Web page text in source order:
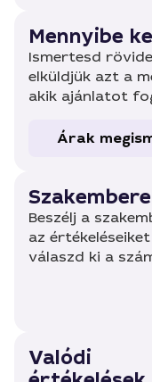
Mennyibe
Ismertesd
elküldjük azt a
akik ajánlatot
Árak
Beszélj a
az
válaszd ki a
Valódi